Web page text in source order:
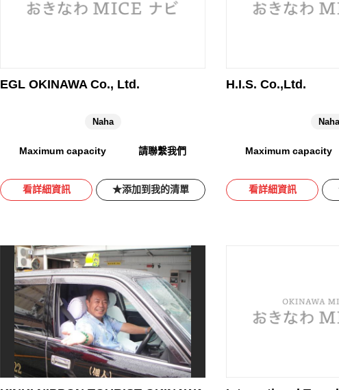
EGL OKINAWA Co., Ltd.
Naha
Maximum capacity 請聯繫我們
看詳細資訊 添加到我的清單
H.I.S. Co.,Ltd.
Naha
Maximum capacity
看詳細資訊